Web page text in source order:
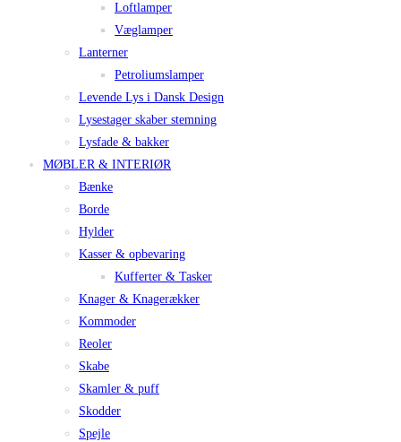
Loftlamper
Væglamper
Lanterner
Petroliumslamper
Levende Lys i Dansk Design
Lysestager skaber stemning
Lysfade & bakker
MØBLER & INTERIØR
Bænke
Borde
Hylder
Kasser & opbevaring
Kufferter & Tasker
Knager & Knagerækker
Kommoder
Reoler
Skabe
Skamler & puff
Skodder
Spejle